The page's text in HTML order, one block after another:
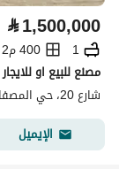
⃁1,500,000
1
400 م2
مصنع للبيع او
شارع 20، حي المصفاة، جنوب الرياض، الرياض
الإيميل